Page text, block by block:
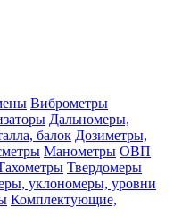
Виброметры
Дальномеры,
балок Дозиметры,
Манометры ОВП
Твердомеры
уклономеры, уровни
Комплектующие,